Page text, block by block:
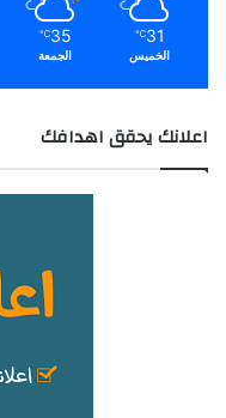
31
℃
الخميس
35
℃
الجمعة
اعلانك يحقق اهدافك